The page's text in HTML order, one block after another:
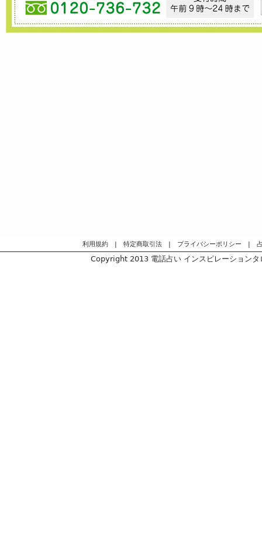
利用規約 | 特定商取引法 | プライバシーポリシー |
Copyright 2013 電話占い インスピレーション